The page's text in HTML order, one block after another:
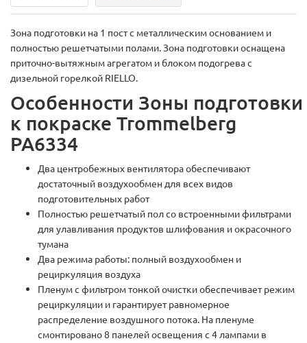
Зона подготовки на 1 пост с металлическим основанием и
полностью решетчатыми полами. Зона подготовки оснащена
приточно-вытяжным агрегатом и блоком подогрева с
дизельной горелкой RIELLO.
Особенности Зоны подготовки
к покраске Trommelberg
PA6334
Два центробежных вентилятора обеспечивают
достаточный воздухообмен для всех видов
подготовительных работ
Полностью решетчатый пол со встроенными фильтрами
для улавливания продуктов шлифования и окрасочного
тумана
Два режима работы: полный воздухообмен и
рециркуляция воздуха
Пленум с фильтром тонкой очистки обеспечивает режим
рециркуляции и гарантирует равномерное
распределение воздушного потока. На пленуме
смонтировано 8 панелей освещения с 4 лампами в